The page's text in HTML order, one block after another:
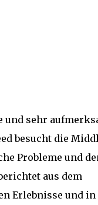
und sehr
besucht die
Probleme und
aus dem
Erlebnisse und